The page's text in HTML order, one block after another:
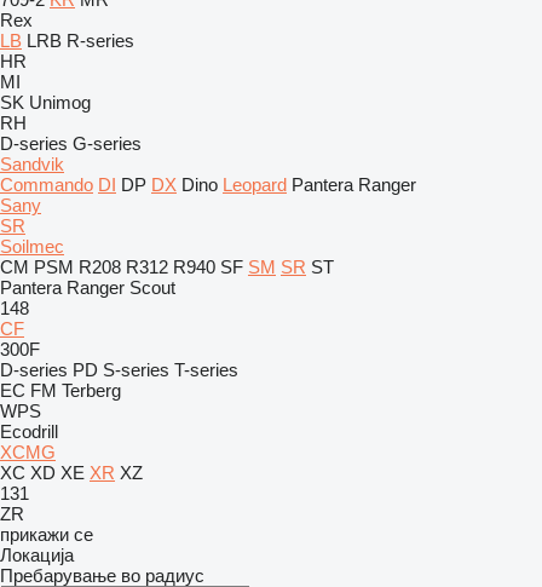
Rex
LB LRB R-series
HR
MI
SK Unimog
RH
D-series G-series
Sandvik
Commando DI DP DX Dino Leopard Pantera Ranger
Sany
SR
Soilmec
CM PSM R208 R312 R940 SF SM SR ST
Pantera Ranger Scout
148
CF
300F
D-series PD S-series T-series
EC FM Terberg
WPS
Ecodrill
XCMG
XC XD XE XR XZ
131
ZR
прикажи се
Локација
Пребарување во радиус